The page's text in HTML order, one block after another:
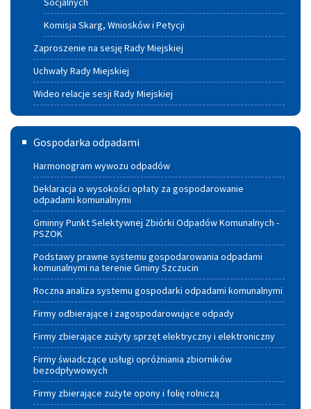
Komisja Skarg, Wniosków i Petycji
Zaproszenie na sesję Rady Miejskiej
Uchwały Rady Miejskiej
Wideo relacje sesji Rady Miejskiej
Gospodarka
odpadami
Gospodarka odpadami
Harmonogram wywozu odpadów
Deklaracja o wysokości opłaty za gospodarowanie
odpadami komunalnymi
Gminny Punkt Selektywnej Zbiórki Odpadów Komunalnych -
PSZOK
Podstawy prawne systemu gospodarowania odpadami
komunalnymi na terenie Gminy Szczucin
Roczna analiza systemu gospodarki odpadami komunalnymi
Firmy odbierające i zagospodarowujące odpady
Firmy zbierające zużyty sprzęt elektryczny i elektroniczny
Firmy świadczące usługi opróżniania zbiorników
bezodpływowych
Firmy zbierające zużyte opony i folię rolniczą